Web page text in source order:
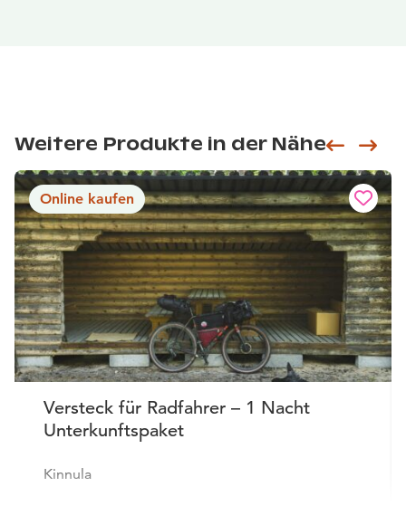
Weitere Produkte in der Nähe
Online kaufen
Versteck für Radfahrer – 1 Nacht
Unterkunftspaket
Kinnula
Siirry